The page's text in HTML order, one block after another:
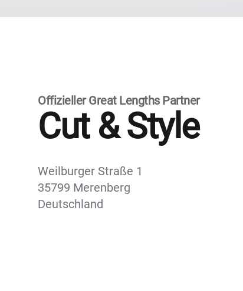
Offizieller Great Lengths Partner
Cut & Style
Weilburger Straße 1
35799 Merenberg
Deutschland